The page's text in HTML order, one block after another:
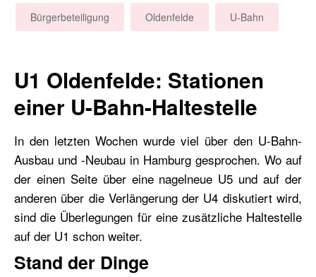
Bürgerbeteiligung Oldenfelde U-Bahn
U1 Oldenfelde: Stationen
einer U-Bahn-Haltestelle
In den letzten Wochen wurde viel über den U-Bahn-
Ausbau und -Neubau in Hamburg gesprochen. Wo auf
der einen Seite über eine nagelneue U5 und auf der
anderen über die Verlängerung der U4 diskutiert wird,
sind die Überlegungen für eine zusätzliche Haltestelle
auf der U1 schon weiter.
Stand der Dinge